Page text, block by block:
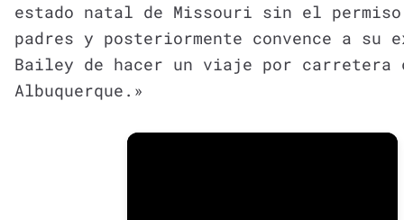
estado natal de Missouri sin el
padres y posteriormente convence a su
Bailey de hacer un viaje por carretera
Albuquerque.»